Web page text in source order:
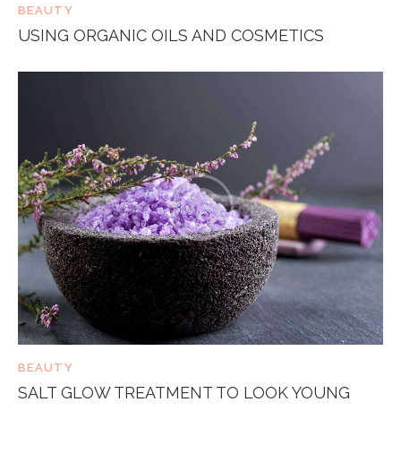
BEAUTY
USING ORGANIC OILS AND COSMETICS
BEAUTY
SALT GLOW TREATMENT TO LOOK YOUNG